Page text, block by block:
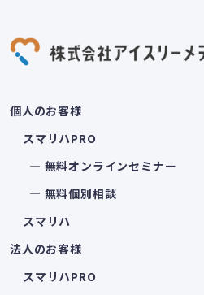
個人のお客様
スマリハPRO
― 無料オンラインセミナー
― 無料個別相談
スマリハ
法人のお客様
スマリハPRO